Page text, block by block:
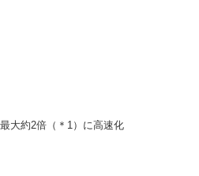
大約2倍（＊1）に高速化